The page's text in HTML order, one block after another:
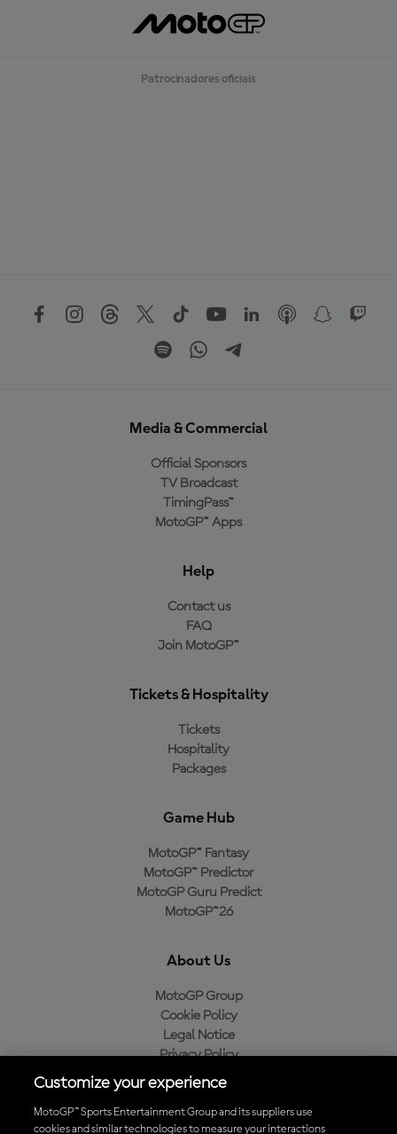
Patrocinadores oficiais
Media & Commercial
Official Sponsors
TV Broadcast
TimingPass™
MotoGP™ Apps
Help
Contact us
FAQ
Join MotoGP™
Tickets & Hospitality
Tickets
Hospitality
Packages
Game Hub
MotoGP™ Fantasy
MotoGP™ Predictor
MotoGP Guru Predict
MotoGP™26
About Us
MotoGP Group
Cookie Policy
Legal Notice
Privacy Policy
Purchase Policy
Customize your experience
MotoGP™ Sports Entertainment Group and its suppliers use
cookies and similar technologies to measure your interactions